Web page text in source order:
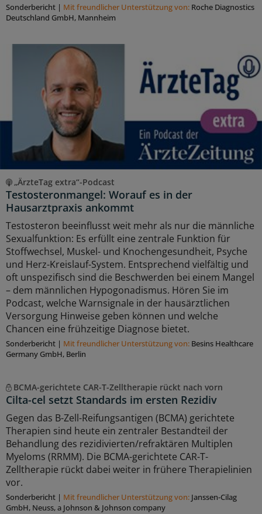
Sonderbericht | Mit freundlicher Unterstützung von: Roche Diagnostics
Deutschland GmbH, Mannheim
„ÄrzteTag extra“-Podcast
Testosteronmangel: Worauf es in der
Hausarztpraxis ankommt
Testosteron beeinflusst weit mehr als nur die männliche
Sexualfunktion: Es erfüllt eine zentrale Funktion für
Stoffwechsel, Muskel- und Knochengesundheit, Psyche
und Herz-Kreislauf-System. Entsprechend vielfältig und
oft unspezifisch sind die Beschwerden bei einem Mangel
– dem männlichen Hypogonadismus. Hören Sie im
Podcast, welche Warnsignale in der hausärztlichen
Versorgung Hinweise geben können und welche
Chancen eine frühzeitige Diagnose bietet.
Sonderbericht | Mit freundlicher Unterstützung von: Besins Healthcare
Germany GmbH, Berlin
BCMA-gerichtete CAR-T-Zelltherapie rückt nach vorn
Cilta-cel setzt Standards im ersten Rezidiv
Gegen das B-Zell-Reifungsantigen (BCMA) gerichtete
Therapien sind heute ein zentraler Bestandteil der
Behandlung des rezidivierten/refraktären Multiplen
Myeloms (RRMM). Die BCMA-gerichtete CAR-T-
Zelltherapie rückt dabei weiter in frühere Therapielinien
vor.
Sonderbericht | Mit freundlicher Unterstützung von: Janssen-Cilag
GmbH, Neuss, a Johnson & Johnson company